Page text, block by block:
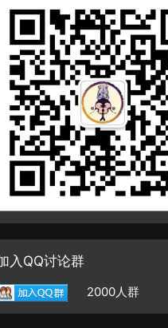
入QQ讨论群
2000人群